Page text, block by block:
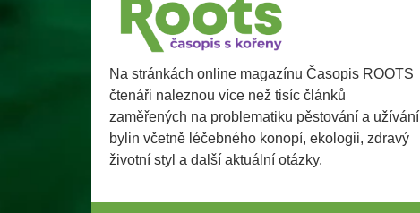
Na stránkách online magazínu Časopis ROOTS
čtenáři naleznou více než tisíc článků
zaměřených na problematiku pěstování a užívání
bylin včetně léčebného konopí, ekologii, zdravý
životní styl a další aktuální otázky.